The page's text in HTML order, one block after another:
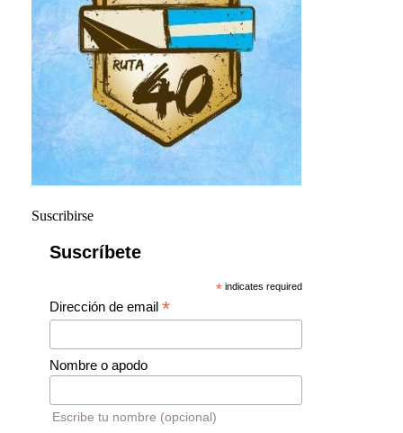
Suscribirse
Suscríbete
* indicates required
Dirección de email *
Nombre o apodo
Escribe tu nombre (opcional)